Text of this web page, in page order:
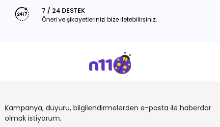
7 / 24 DESTEK
Öneri ve şikayetlerinizi bize iletebilirsiniz.
Kampanya, duyuru, bilgilendirmelerden e-posta ile haberdar
olmak istiyorum.